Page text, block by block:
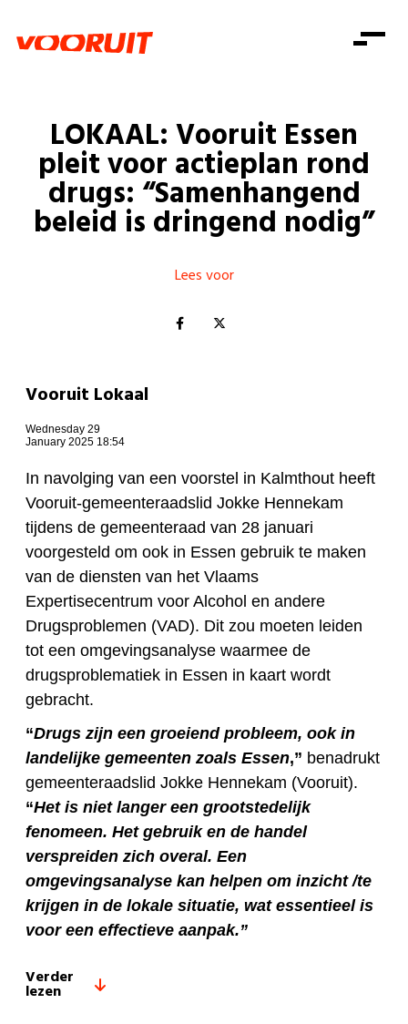
Zorg
Gelijke kansen
Welzijn
Kinderen en jongeren
Onze mensen
Standpunten
Vacatures
Doe mee
Doe mee
Word lid
Shop
Zoeken
Login
Login
LOKAAL: Vooruit Essen
pleit voor actieplan rond
drugs: “Samenhangend
beleid is dringend nodig”
Lees voor
Vooruit Lokaal
Wednesday 29
January 2025 18:54
In navolging van een voorstel in Kalmthout heeft
Vooruit-gemeenteraadslid Jokke Hennekam
tijdens de gemeenteraad van 28 januari
voorgesteld om ook in Essen gebruik te maken
van de diensten van het Vlaams
Expertisecentrum voor Alcohol en andere
Drugsproblemen (VAD). Dit zou moeten leiden
tot een omgevingsanalyse waarmee de
drugsproblematiek in Essen in kaart wordt
gebracht.
“Drugs zijn een groeiend probleem, ook in
landelijke gemeenten zoals Essen,” benadrukt
gemeenteraadslid Jokke Hennekam (Vooruit).
“Het is niet langer een grootstedelijk
fenomeen. Het gebruik en de handel
verspreiden zich overal. Een
omgevingsanalyse kan helpen om inzicht /te
krijgen in de lokale situatie, wat essentieel is
voor een effectieve aanpak.”
Verder
lezen